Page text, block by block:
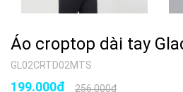
Áo croptop dài tay
GL02CRTD02MTS
256.000₫
199.000₫